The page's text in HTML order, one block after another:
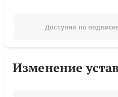
Доступно по
Изменение